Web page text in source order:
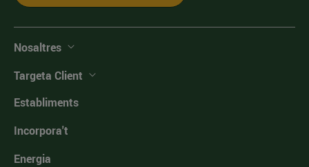
Nosaltres
Targeta Client
Establiments
Incorpora't
Energia